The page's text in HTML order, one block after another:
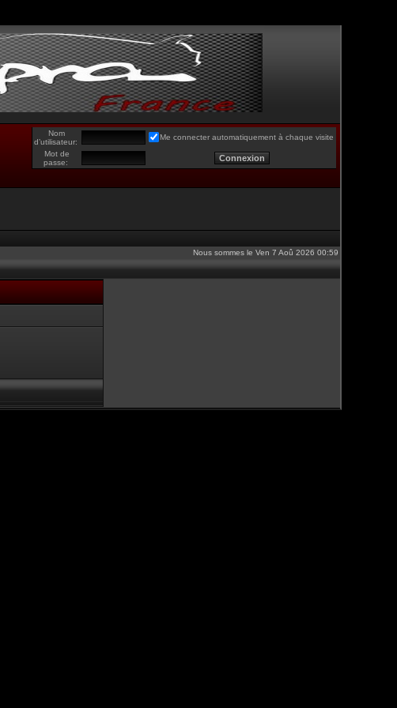
Nom
d’utilisateur:
Me connecter automatiquement à chaque visite
Mot de
passe:
Nous sommes le Ven 7 Aoû 2026 00:59